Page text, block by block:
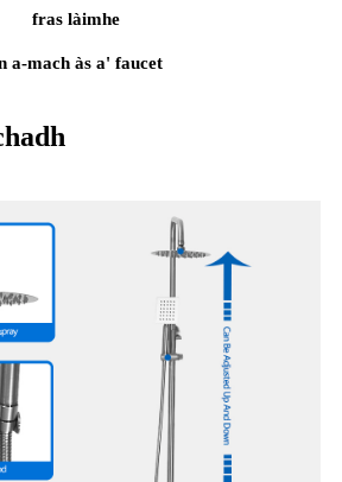
fras làimhe
a-mach às a' faucet